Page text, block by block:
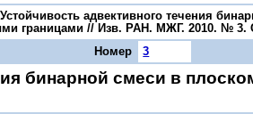
адвективного течения
границами // Изв. РАН. МЖГ. 2010. № 3.
Номер 3
бинарной смеси в